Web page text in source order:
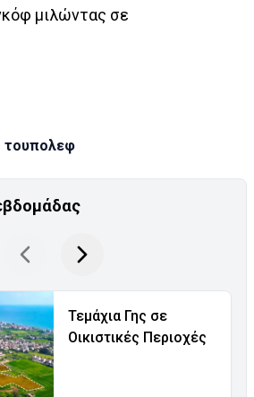
μιλώντας σε
τουπολεφ
Τεμάχια Γης σε
Οικιστικές Περιοχές